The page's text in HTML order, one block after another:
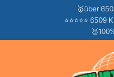
🥇über
⭐⭐⭐⭐⭐